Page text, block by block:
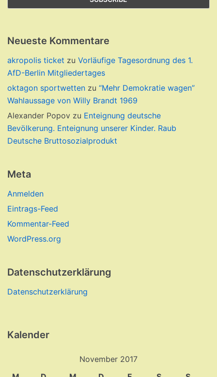
Neueste Kommentare
akropolis ticket zu Vorläufige Tagesordnung des 1.
AfD-Berlin Mitgliedertages
oktagon sportwetten zu “Mehr Demokratie wagen”
Wahlaussage von Willy Brandt 1969
Alexander Popov zu Enteignung deutsche
Bevölkerung. Enteignung unserer Kinder. Raub
Deutsche Bruttosozialprodukt
Meta
Anmelden
Eintrags-Feed
Kommentar-Feed
WordPress.org
Datenschutzerklärung
Datenschutzerklärung
Kalender
November 2017